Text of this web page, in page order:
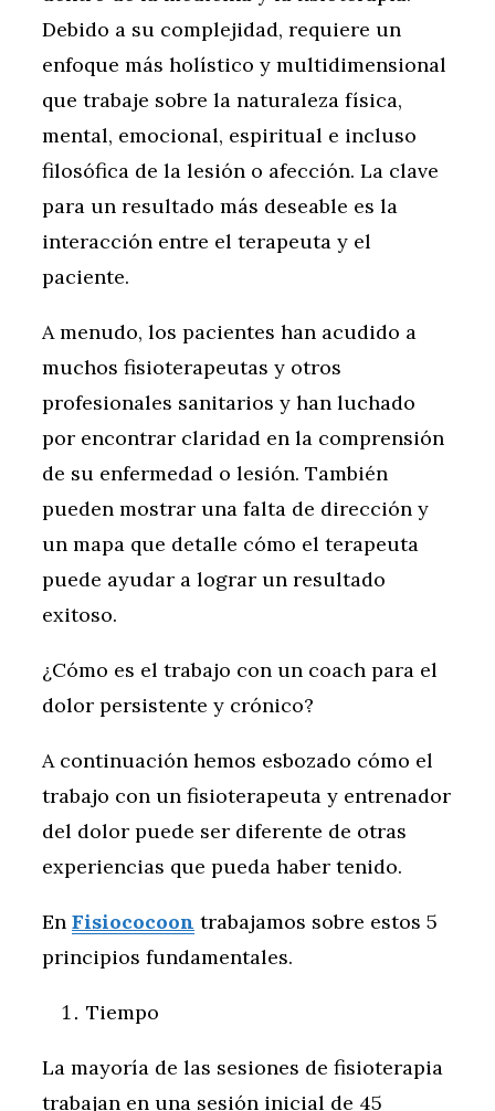
Debido a su complejidad, requiere un
enfoque más holístico y multidimensional
que trabaje sobre la naturaleza física,
mental, emocional, espiritual e incluso
filosófica de la lesión o afección. La clave
para un resultado más deseable es la
interacción entre el terapeuta y el
paciente.
A menudo, los pacientes han acudido a
muchos fisioterapeutas y otros
profesionales sanitarios y han luchado
por encontrar claridad en la comprensión
de su enfermedad o lesión. También
pueden mostrar una falta de dirección y
un mapa que detalle cómo el terapeuta
puede ayudar a lograr un resultado
exitoso.
¿Cómo es el trabajo con un coach para el
dolor persistente y crónico?
A continuación hemos esbozado cómo el
trabajo con un fisioterapeuta y entrenador
del dolor puede ser diferente de otras
experiencias que pueda haber tenido.
En Fisiococoon trabajamos sobre estos 5
principios fundamentales.
Tiempo
La mayoría de las sesiones de fisioterapia
trabajan en una sesión inicial de 45